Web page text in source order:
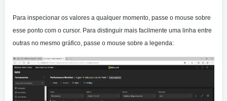
Para inspecionar os valores a qualquer momento, passe o mouse sobre
esse ponto com o cursor. Para distinguir mais facilmente uma linha entre
outras no mesmo gráfico, passe o mouse sobre a legenda: